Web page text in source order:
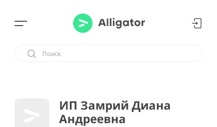
ИП Замрий Диана
Андреевна